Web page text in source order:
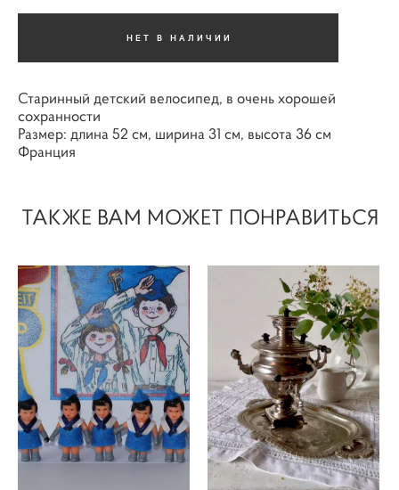
НЕТ В НАЛИЧИИ
Старинный детский велосипед, в очень хорошей
сохранности
Размер: длина 52 см, ширина 31 см, высота 36 см
Франция
ТАКЖЕ ВАМ МОЖЕТ ПОНРАВИТЬСЯ